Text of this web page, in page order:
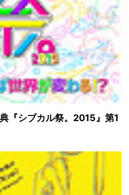
『シブカル祭。2015』第1